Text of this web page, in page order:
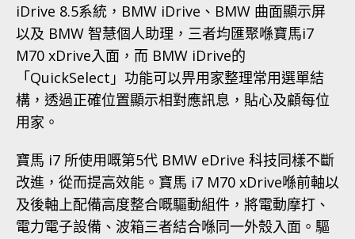
iDrive 8.5系統，BMW iDrive、BMW 曲面顯示屏
以及 BMW 智慧個人助理，三者均匯聚喺寶馬i7
M70 xDrive入面，而 BMW iDrive的
「QuickSelect」功能可以畀用家整理常用選單結
構，透過正確位置顯示相對應訊息，貼心及顧每位
用家。
寶馬 i7 所使用嘅第5代 BMW eDrive 科技同樣不斷
改進，從而提高效能。寶馬 i7 M70 xDrive喺前軸以
及後軸上配備高度整合嘅驅動組件，將電動摩打、
電力電子設備、波箱三者結合喺同一外殼入面。驅